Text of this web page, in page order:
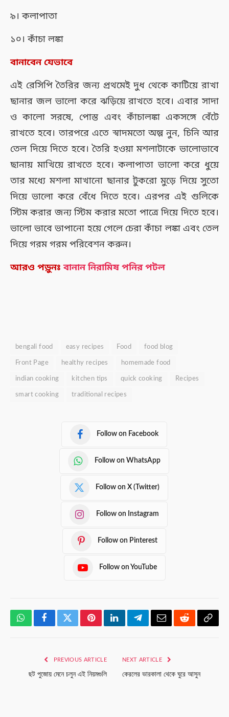
৯। কলাপাতা
১০। কাঁচা লঙ্কা
বানাবেন যেভাবে
এই রেসিপি তৈরির জন্য প্রথমেই দুধ থেকে কাটিয়ে রাখা
ছানার জল ভালো করে ঝড়িয়ে রাখতে হবে। এবার সাদা
ও কালো সরষে, পোস্ত এবং কাঁচালঙ্কা একসঙ্গে বেঁটে
রাখতে হবে। তারপরে এতে স্বাদমতো অল্প নুন, চিনি আর
তেল দিয়ে দিতে হবে। তৈরি হওয়া মশলাটাকে ভালোভাবে
ছানায় মাখিয়ে রাখতে হবে। কলাপাতা ভালো করে ধুয়ে
তার মধ্যে মশলা মাখানো ছানার টুকরো মুড়ে দিয়ে সুতো
দিয়ে ভালো করে বেঁধে দিতে হবে। এরপর এই গুলিকে
স্টিম করার জন্য স্টিম করার মতো পাত্রে দিয়ে দিতে হবে।
ভালো ভাবে ভাপানো হয়ে গেলে চেরা কাঁচা লঙ্কা এবং তেল
দিয়ে গরম গরম পরিবেশন করুন।
আরও পড়ুনঃবানান নিরামিষ পনির পটল
bengali food easy recipes Food food blog
Front Page healthy recipes homemade food
indian cooking kitchen tips quick cooking Recipes
smart cooking traditional recipes
Follow on Facebook
Follow on WhatsApp
Follow on X (Twitter)
Follow on Instagram
Follow on Pinterest
Follow on YouTube
WhatsAppFacebookTwitterPinterestLinkedInTelegramEmailRedditCopy
PREVIOUS ARTICLE
ছট পুজোয় মেনে চলুন এই নিয়মগুলি
NEXT ARTICLE
কেরলের ভারকালা থেকে ঘুরে আসুন